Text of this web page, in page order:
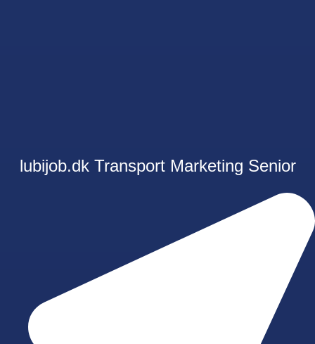
lubijob.dk Transport Marketing Senior